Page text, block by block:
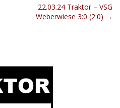
22.03.24 Traktor – VSG
Weberwiese 3:0 (2:0) →